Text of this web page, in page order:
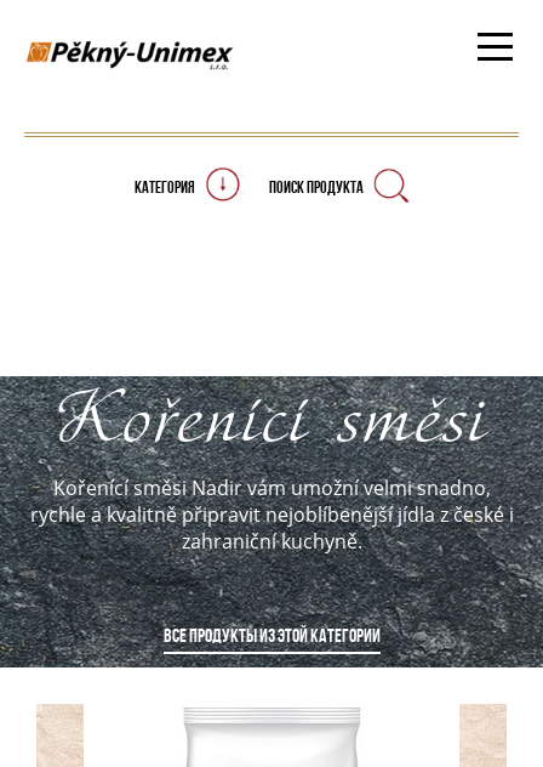
КАТЕГОРИЯ ПОИСК ПРОДУКТА
Kořenící směsi
Kořenící směsi Nadir vám umožní velmi snadno,
rychle a kvalitně připravit nejoblíbenější jídla z české i
zahraniční kuchyně.
ВСЕ ПРОДУКТЫ ИЗ ЭТОЙ КАТЕГОРИИ